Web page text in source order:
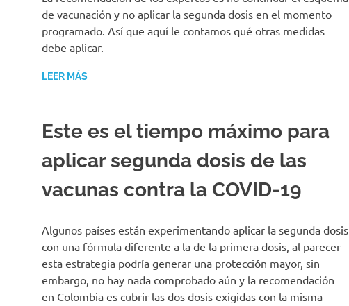
de vacunación y no aplicar la segunda dosis en el momento
programado. Así que aquí le contamos qué otras medidas
debe aplicar.
LEER MÁS
Este es el tiempo máximo para
aplicar segunda dosis de las
vacunas contra la COVID-19
Algunos países están experimentando aplicar la segunda dosis
con una fórmula diferente a la de la primera dosis, al parecer
esta estrategia podría generar una protección mayor, sin
embargo, no hay nada comprobado aún y la recomendación
en Colombia es cubrir las dos dosis exigidas con la misma